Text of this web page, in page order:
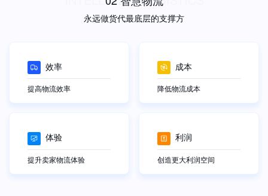
永远做货代最底层的支撑方
效率
提高物流效率
成本
降低物流成本
体验
提升卖家物流体验
利润
创造更大利润空间